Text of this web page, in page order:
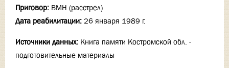
Приговор: ВМН (расстрел)
Дата реабилитации: 26 января 1989 г.
Источники данных: Книга памяти Костромской обл. -
подготовительные материалы